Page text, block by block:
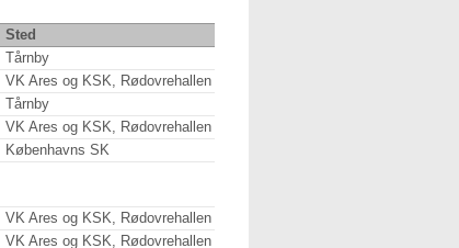
Sted
Tårnby
VK Ares og KSK, Rødovrehallen
Tårnby
VK Ares og KSK, Rødovrehallen
Københavns SK
VK Ares og KSK, Rødovrehallen
VK Ares og KSK, Rødovrehallen